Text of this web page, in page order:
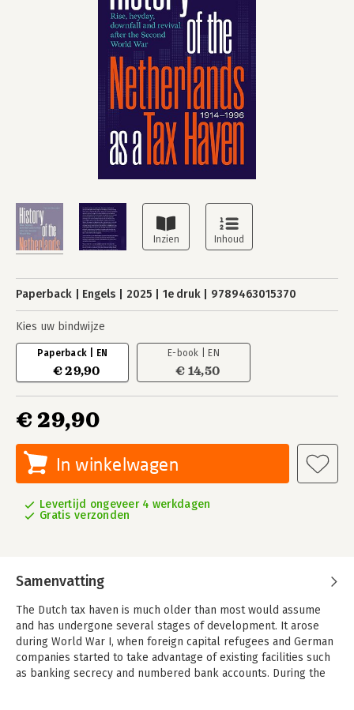
Paperback Engels 2025 1e druk 9789463015370
Kies uw bindwijze
Paperback | EN
€ 29,90
E-book | EN
€ 14,50
€ 29,90
In winkelwagen
Levertijd ongeveer 4 werkdagen
Gratis verzonden
Samenvatting
The Dutch tax haven is much older than most would assume
and has undergone several stages of development. It arose
during World War I, when foreign capital refugees and German
companies started to take advantage of existing facilities such
as banking secrecy and numbered bank accounts. During the